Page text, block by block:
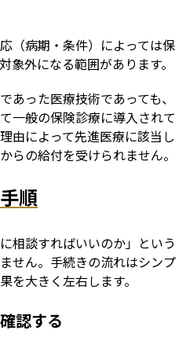
（病期・条件）によっては保
象外になる範囲があります。
あった医療技術であっても、
一般の保険診療に導入されて
由によって先進医療に該当し
らの給付を受けられません。
順
相談すればいいのか」という
せん。手続きの流れはシンプ
を大きく左右します。
認する